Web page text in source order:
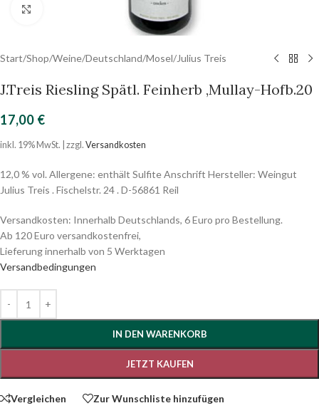
Start/Shop/Weine/Deutschland/Mosel/Julius Treis
J.Treis Riesling Spätl. Feinherb ‚Mullay-Hofb.20
17,00 €
inkl. 19% MwSt. | zzgl. Versandkosten
12,0 % vol. Allergene: enthält Sulfite Anschrift Hersteller: Weingut
Julius Treis . Fischelstr. 24 . D-56861 Reil
Versandkosten: Innerhalb Deutschlands, 6 Euro pro Bestellung.
Ab 120 Euro versandkostenfrei,
Lieferung innerhalb von 5 Werktagen
Versandbedingungen
IN DEN WARENKORB
JETZT KAUFEN
Vergleichen Zur Wunschliste hinzufügen